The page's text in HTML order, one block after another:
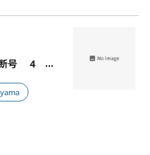
雑誌『新版画』第4号 都市田園診断号 4 東京駅